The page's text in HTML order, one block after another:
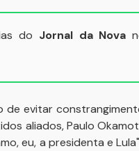
do Jornal da Nova
de evitar
aliados, Paulo
eu, a presidenta e